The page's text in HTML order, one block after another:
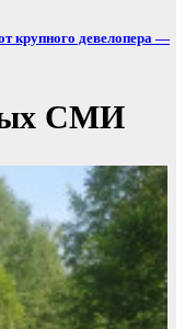
крупного девелопера —